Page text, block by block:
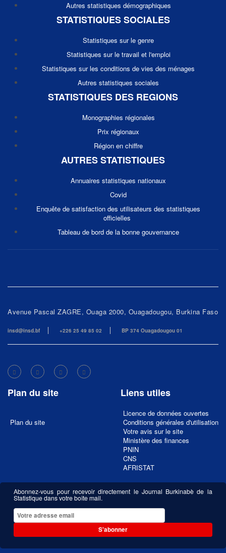
Autres statistiques démographiques
STATISTIQUES SOCIALES
Statistiques sur le genre
Statistiques sur le travail et l'emploi
Statistiques sur les conditions de vies des ménages
Autres statistiques sociales
STATISTIQUES DES REGIONS
Monographies régionales
Prix régionaux
Région en chiffre
AUTRES STATISTIQUES
Annuaires statistiques nationaux
Covid
Enquête de satisfaction des utilisateurs des statistiques
officielles
Tableau de bord de la bonne gouvernance
Avenue Pascal ZAGRE, Ouaga 2000, Ouagadougou, Burkina Faso
insd@insd.bf +226 25 49 85 02 BP 374 Ouagadougou 01
Plan du site
Plan du site
Liens utiles
Licence de données ouvertes
Conditions générales d'utilisation
Votre avis sur le site
Ministère des finances
PNIN
CNS
AFRISTAT
Abonnez-vous pour recevoir directement le Journal Burkinabè de la
Statistique dans votre boîte mail.
S'abonner